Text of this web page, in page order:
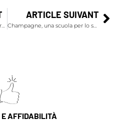
I vincitori del Bold Woman Award 2024
ARTICLE SUIVANT
Champagne, una scuola per lo sviluppo sostenibile grazie a un approccio collettivo
AFFIDABILITÀ